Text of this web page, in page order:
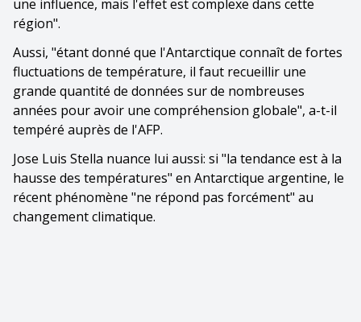
une influence, mais l'effet est complexe dans cette
région".
Aussi, "étant donné que l'Antarctique connaît de fortes
fluctuations de température, il faut recueillir une
grande quantité de données sur de nombreuses
années pour avoir une compréhension globale", a-t-il
tempéré auprès de l'AFP.
Jose Luis Stella nuance lui aussi: si "la tendance est à la
hausse des températures" en Antarctique argentine, le
récent phénomène "ne répond pas forcément" au
changement climatique.